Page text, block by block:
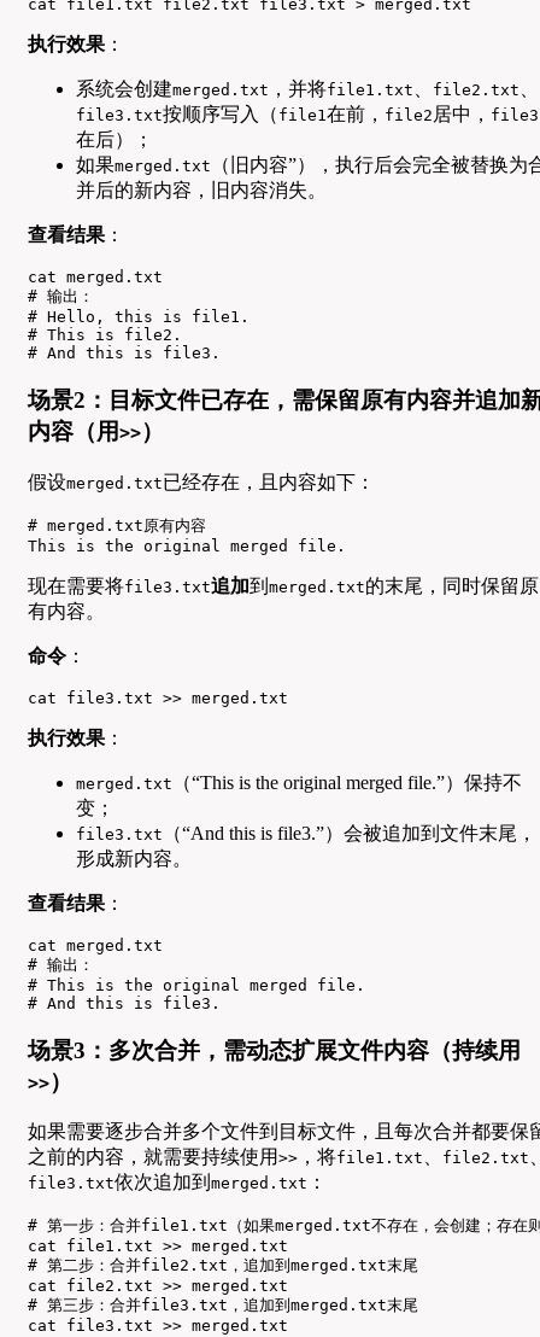
cat file1.txt file2.txt file3.txt > merged.txt
执行效果 ：
系统会创建merged.txt ，并将file1.txt file2.txt
file3.txt按顺序写入（ file1在前， file2 居中， file3
在后）；
如果merged.txt
（旧内容”），执行后会完全被替换为
并后的新内容，旧内容消失。
查看结果 ：
cat merged.txt
# 输出：
# Hello, this is file1.
# This is file2.
# And this is file3.
场景2：目标文件已存在，需保留原有内容并追加
内容（用>>）
假设merged.txt已经存在，且内容如下：
# merged.txt原有内容
This is the original merged file.
现在需要将file3.txt追加到 merged.txt的末尾，同时保留原
有内容。
命令 ：
cat file3.txt >> merged.txt
执行效果 ：
merged.txt
（“This is the original merged file.”）保持不
变；
file3.txt
（“And this is file3.”）会被追加到文件末尾，
形成新内容。
查看结果 ：
cat merged.txt
# 输出：
# This is the original merged file.
# And this is file3.
场景3：多次合并，需动态扩展文件内容（持续用
>>）
如果需要逐步合并多个文件到目标文件，且每次合并都要保
之前的内容，就需要持续使用 >> ，将file1.txt file2.txt
file3.txt依次追加到 merged.txt ：
# 第一步：合并file1.txt（如果merged.txt不存在，会创建；存在
cat file1.txt >> merged.txt
# 第二步：合并file2.txt，追加到merged.txt末尾
cat file2.txt >> merged.txt
# 第三步：合并file3.txt，追加到merged.txt末尾
cat file3.txt >> merged.txt